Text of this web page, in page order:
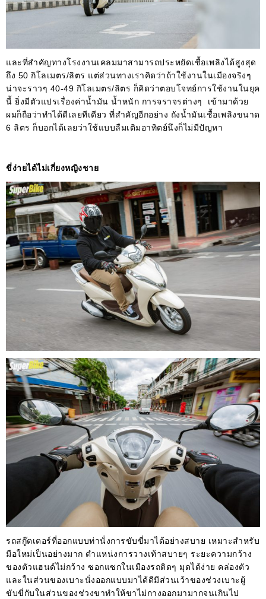
และที่สำคัญทางโรงงานเคลมมาสามารถประหยัดเชื้อเพลิงได้สูงสุด
ถึง 50 กิโลเมตร/ลิตร แต่ส่วนทางเราคิดว่าถ้าใช้งานในเมืองจริงๆ
น่าจะราวๆ 40-49 กิโลเมตร/ลิตร ก็คิดว่าตอบโจทย์การใช้งานในยุค
นี้ ยิ่งมีตัวแปรเรื่องค่าน้ำมัน น้ำหนัก การจราจรต่างๆ เข้ามาด้วย
ผมก็ถือว่าทำได้ดีเลยทีเดียว ที่สำคัญอีกอย่าง ถังน้ำมันเชื้อเพลิงขนาด
6 ลิตร ก็บอกได้เลยว่าใช้แบบลืมเติมอาทิตย์นึงก็ไม่มีปัญหา
ขี่ง่ายได้ไม่เกี่ยงหญิงชาย
รถสกู๊ตเตอร์ที่ออกแบบท่านั่งการขับขี่มาได้อย่างสบาย เหมาะสำหรับ
มือใหม่เป็นอย่างมาก ตำแหน่งการวางเท้าสบายๆ ระยะความกว้าง
ของตัวแฮนด์ไม่กว้าง ซอกแซกในเมืองรถติดๆ มุดได้ง่าย คล่องตัว
และในส่วนของเบาะนั่งออกแบบมาได้ดีมีส่วนเว้าของช่วงเบาะผู้
ขับขี่กับในส่วนของช่วงขาทำให้ขาไม่กางออกมามากจนเกินไป